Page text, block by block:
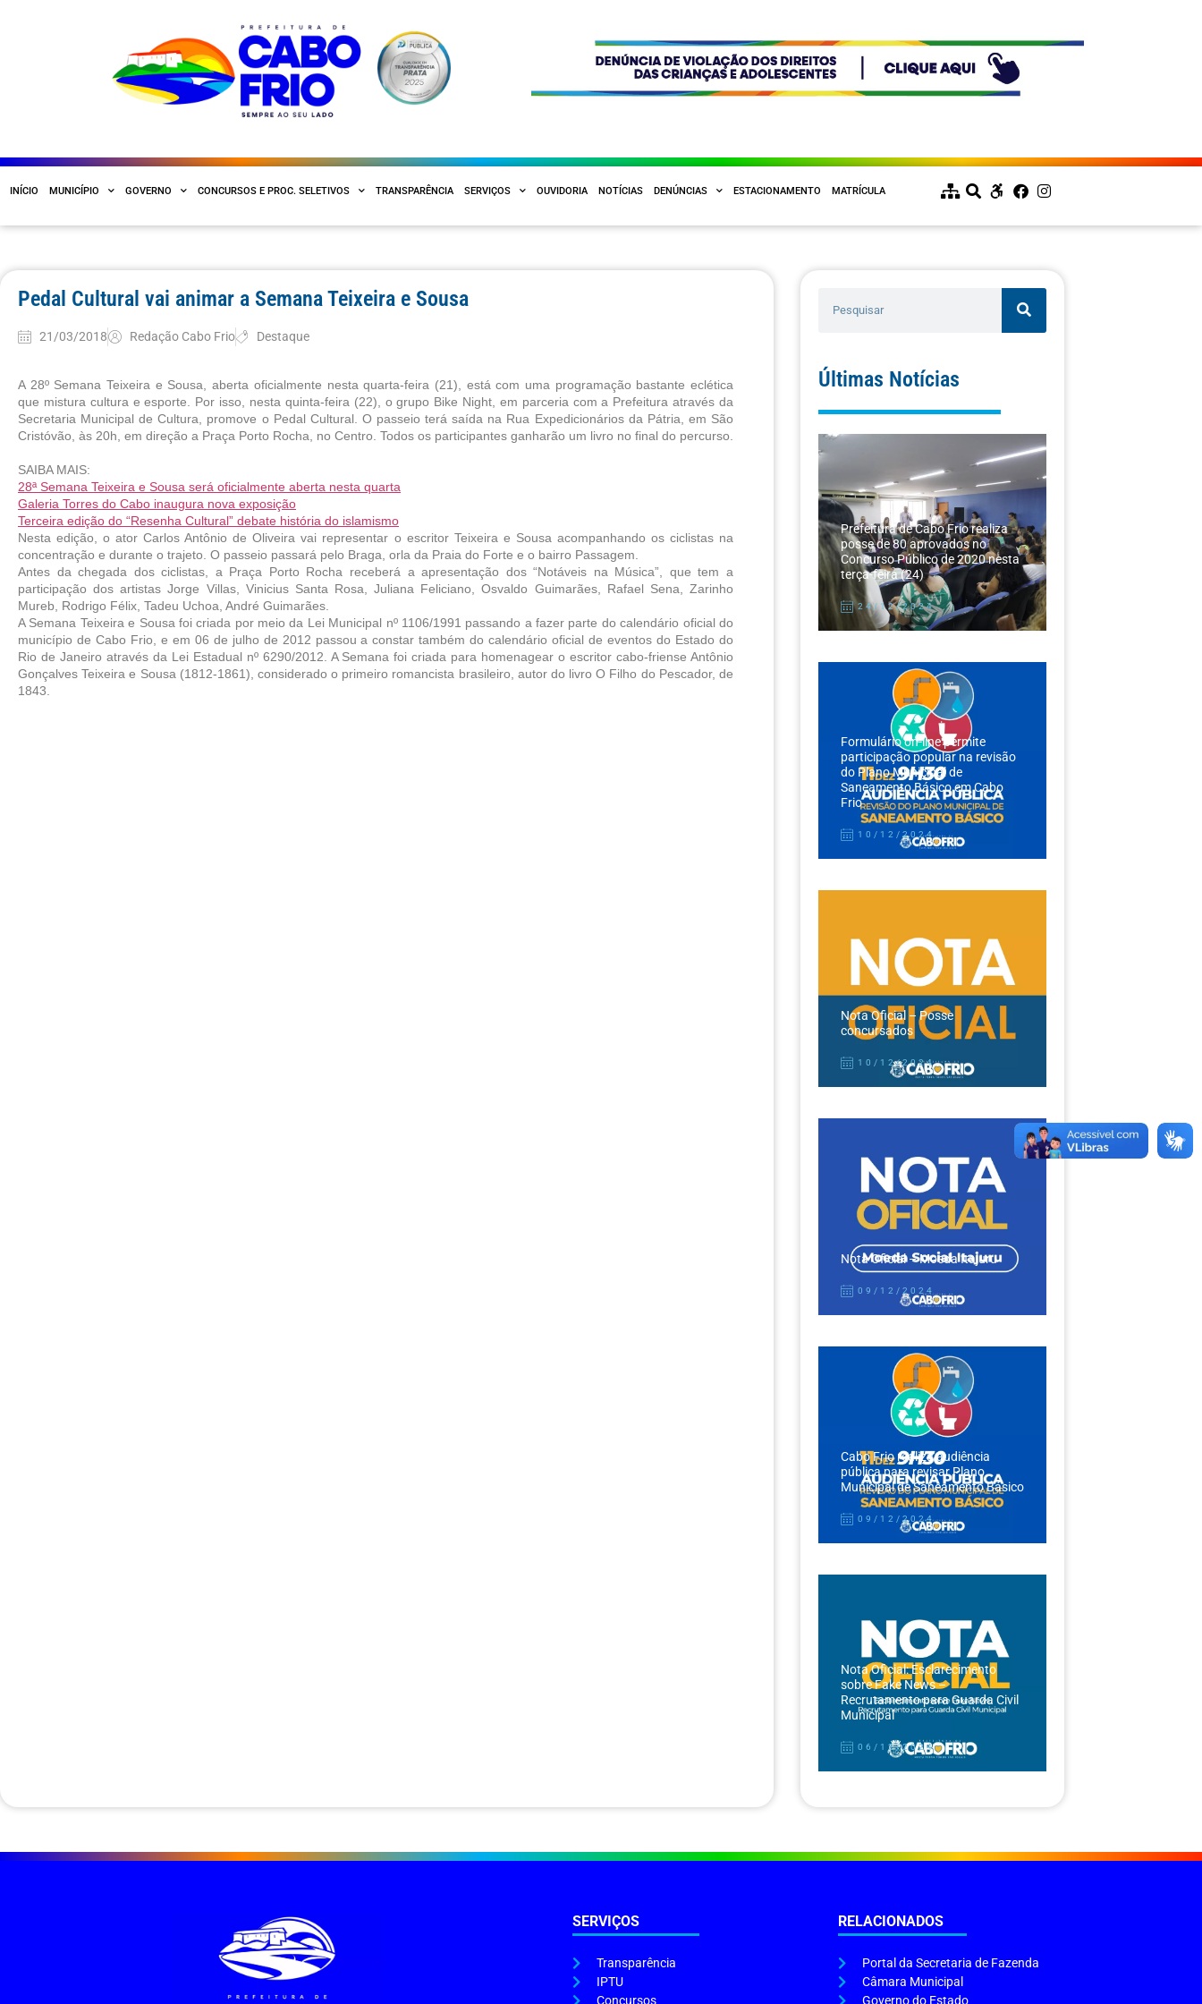
INÍCIO MUNICÍPIO GOVERNO CONCURSOS E PROC. SELETIVOS TRANSPARÊNCIA SERVIÇOS OUVIDORIA NOTÍCIAS DENÚNCIAS ESTACIONAMENTO MATRÍCULA
Pedal Cultural vai animar a Semana Teixeira e Sousa
21/03/2018 Redação Cabo Frio Destaque
A 28º Semana Teixeira e Sousa, aberta oficialmente nesta quarta-feira (21), está com uma programação bastante eclética
que mistura cultura e esporte. Por isso, nesta quinta-feira (22), o grupo Bike Night, em parceria com a Prefeitura através da
Secretaria Municipal de Cultura, promove o Pedal Cultural. O passeio terá saída na Rua Expedicionários da Pátria, em São
Cristóvão, às 20h, em direção a Praça Porto Rocha, no Centro. Todos os participantes ganharão um livro no final do percurso.
SAIBA MAIS:
28ª Semana Teixeira e Sousa será oficialmente aberta nesta quarta
Galeria Torres do Cabo inaugura nova exposição
Terceira edição do “Resenha Cultural” debate história do islamismo
Nesta edição, o ator Carlos Antônio de Oliveira vai representar o escritor Teixeira e Sousa acompanhando os ciclistas na
concentração e durante o trajeto. O passeio passará pelo Braga, orla da Praia do Forte e o bairro Passagem.
Antes da chegada dos ciclistas, a Praça Porto Rocha receberá a apresentação dos “Notáveis na Música”, que tem a
participação dos artistas Jorge Villas, Vinicius Santa Rosa, Juliana Feliciano, Osvaldo Guimarães, Rafael Sena, Zarinho
Mureb, Rodrigo Félix, Tadeu Uchoa, André Guimarães.
A Semana Teixeira e Sousa foi criada por meio da Lei Municipal nº 1106/1991 passando a fazer parte do calendário oficial do
município de Cabo Frio, e em 06 de julho de 2012 passou a constar também do calendário oficial de eventos do Estado do
Rio de Janeiro através da Lei Estadual nº 6290/2012. A Semana foi criada para homenagear o escritor cabo-friense Antônio
Gonçalves Teixeira e Sousa (1812-1861), considerado o primeiro romancista brasileiro, autor do livro O Filho do Pescador, de
1843.
Últimas Notícias
Prefeitura de Cabo Frio realiza
posse de 80 aprovados no
Concurso Público de 2020 nesta
terça-feira (24)
24/12/2024
Formulário on-line permite
participação popular na revisão
do Plano Municipal de
Saneamento Básico em Cabo
Frio
10/12/2024
Nota Oficial – Posse
concursados
10/12/2024
Nota Oficial – Moeda Itajuru
09/12/2024
Cabo Frio realiza audiência
pública para revisar Plano
Municipal de Saneamento Básico
09/12/2024
Nota Oficial: Esclarecimento
sobre Fake News –
Recrutamento para Guarda Civil
Municipal
06/12/2024
SERVIÇOS
Transparência
IPTU
Concursos
RELACIONADOS
Portal da Secretaria de Fazenda
Câmara Municipal
Governo do Estado